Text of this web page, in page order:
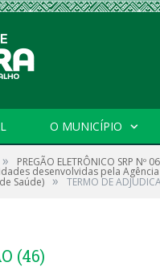
O MUNICÍPIO
» PREGÃO ELETRÔNICO SRP
desenvolvidas pela
Saúde) » TERMO DE
(46)